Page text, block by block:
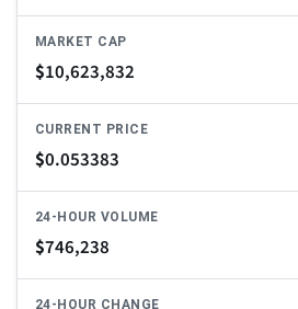
MARKET CAP
$10,623,832
CURRENT PRICE
$0.053383
24-HOUR VOLUME
$746,238
24-HOUR CHANGE